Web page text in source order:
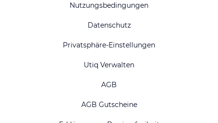
Nutzungsbedingungen
Datenschutz
Privatsphäre-Einstellungen
Utiq Verwalten
AGB
AGB Gutscheine